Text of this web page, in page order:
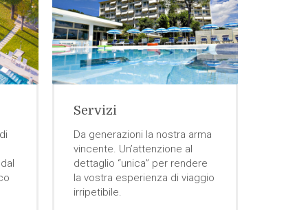
Servizi
Da generazioni la nostra arma
vincente. Un’attenzione al
dettaglio “unica” per rendere
la vostra esperienza di viaggio
irripetibile.